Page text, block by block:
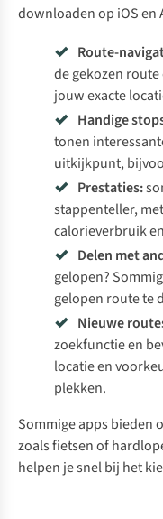
downloaden op iOS en
Route-
de gekozen
jouw exacte
Handige
tonen
uitkijkpunt,
Prestaties:
stappenteller,
calorieverbruik
Delen met
gelopen?
gelopen route te
Nieuwe
zoekfunctie en
locatie en
plekken.
Sommige apps bieden
zoals fietsen of
helpen je snel bij het